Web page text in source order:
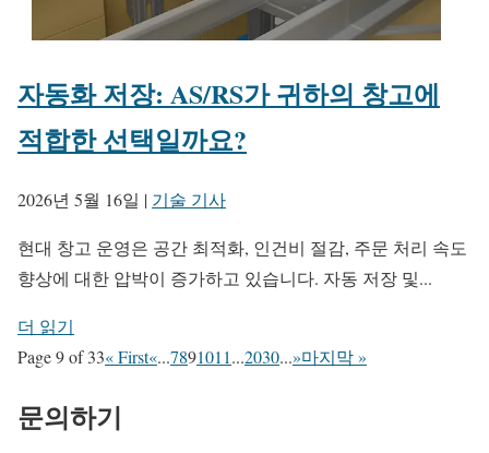
자동화 저장: AS/RS가 귀하의 창고에
적합한 선택일까요?
2026년 5월 16일 | 기술 기사
현대 창고 운영은 공간 최적화, 인건비 절감, 주문 처리 속도
향상에 대한 압박이 증가하고 있습니다. 자동 저장 및...
더 읽기
Page 9 of 33« First«...7891011...2030...»마지막 »
문의하기